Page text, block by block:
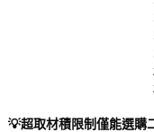
恩沛科技股份有限公司將
💡超取材積限制僅能選購